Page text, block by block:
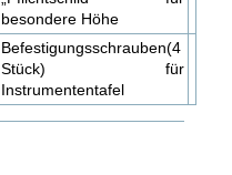
besondere Höhe
Befestigungsschrauben(4
Stück) für
Instrumententafel